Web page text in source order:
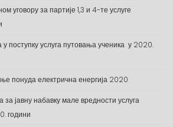
уговору за партије 1,3 и 4-те услуге
поступку услуга путовања ученика у 2020.
понуда електрична енергија 2020
за јавну набавку мале вредности услуга
години